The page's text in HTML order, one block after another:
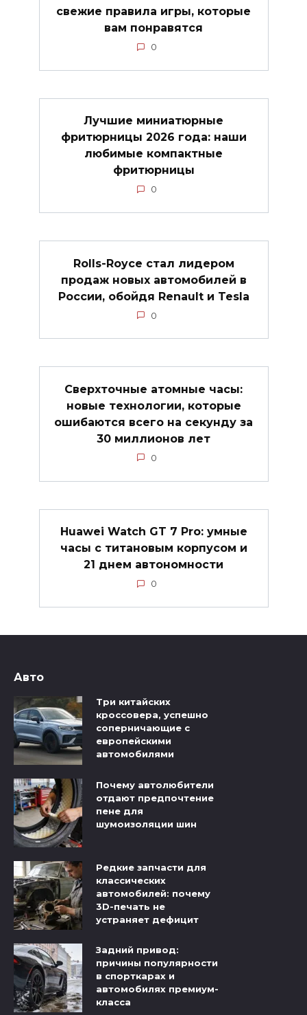
свежие правила игры, которые
вам понравятся
0
Лучшие миниатюрные
фритюрницы 2026 года: наши
любимые компактные
фритюрницы
0
Rolls-Royce стал лидером
продаж новых автомобилей в
России, обойдя Renault и Tesla
0
Сверхточные атомные часы:
новые технологии, которые
ошибаются всего на секунду за
30 миллионов лет
0
Huawei Watch GT 7 Pro: умные
часы с титановым корпусом и
21 днем автономности
0
Авто
Три китайских
кроссовера, успешно
соперничающие с
европейскими
автомобилями
Почему автолюбители
отдают предпочтение
пене для
шумоизоляции шин
Редкие запчасти для
классических
автомобилей: почему
3D-печать не
устраняет дефицит
Задний привод:
причины популярности
в спорткарах и
автомобилях премиум-
класса